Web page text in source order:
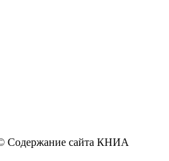
Содержание сайта КНИА